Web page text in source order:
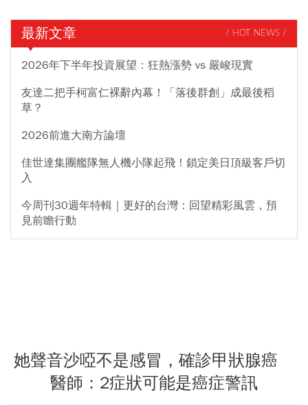
最新文章 / HOT NEWS /
2026年下半年投資展望：狂熱漲勢 vs 嚴峻現實
友達二把手柯富仁裸辭內幕！「落後群創」成最後稻
草？
2026前進大南方論壇
佳世達集團艦隊無人機小隊起飛！鎖定美日頂級客戶切
入
今周刊30週年特輯｜更好的台灣：回望精彩風雲，預
見前瞻行動
她聲音沙啞不是感冒，確診甲狀腺癌
醫師：2症狀可能是癌症警訊